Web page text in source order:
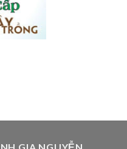
GIA NGUYỄN